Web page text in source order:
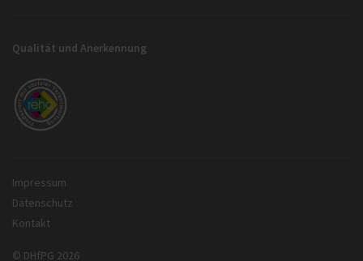
Qualität und Anerkennung
Impressum
Datenschutz
Kontakt
© DHfPG 2026